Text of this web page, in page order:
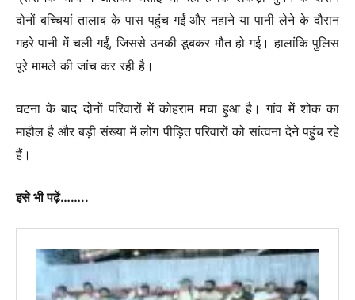
दोनों बच्चियां तालाब के पास पहुंच गईं और नहाने या पानी लेने के दौरान
गहरे पानी में चली गईं, जिससे उनकी डूबकर मौत हो गई। हालांकि पुलिस
पूरे मामले की जांच कर रही है।
घटना के बाद दोनों परिवारों में कोहराम मचा हुआ है। गांव में शोक का
माहौल है और बड़ी संख्या में लोग पीड़ित परिवारों को सांत्वना देने पहुंच रहे
हैं।
इसे भी पढ़ें……..